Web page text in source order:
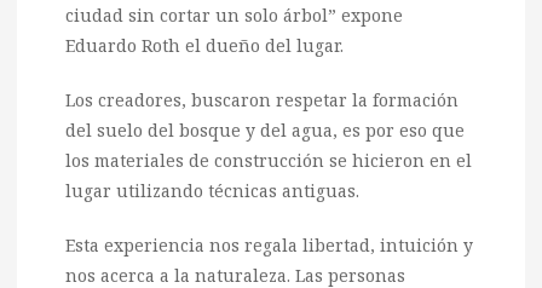
ciudad sin cortar un solo árbol” expone
Eduardo Roth el dueño del lugar.
Los creadores, buscaron respetar la formación
del suelo del bosque y del agua, es por eso que
los materiales de construcción se hicieron en el
lugar utilizando técnicas antiguas.
Esta experiencia nos regala libertad, intuición y
nos acerca a la naturaleza. Las personas